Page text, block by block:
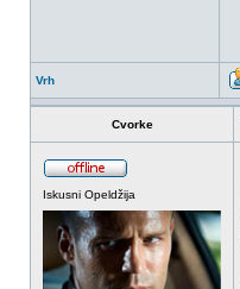
Vrh
Cvorke
Iskusni Opeldžija